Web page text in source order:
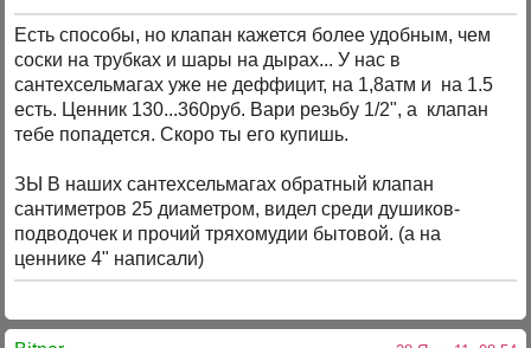
Есть способы, но клапан кажется более удобным, чем
соски на трубках и шары на дырах... У нас в
сантехсельмагах уже не деффицит, на 1,8атм и на 1.5
есть. Ценник 130...360руб. Вари резьбу 1/2", а клапан
тебе попадется. Скоро ты его купишь.
ЗЫ В наших сантехсельмагах обратный клапан
сантиметров 25 диаметром, видел среди душиков-
подводочек и прочий тряхомудии бытовой. (а на
ценнике 4" написали)